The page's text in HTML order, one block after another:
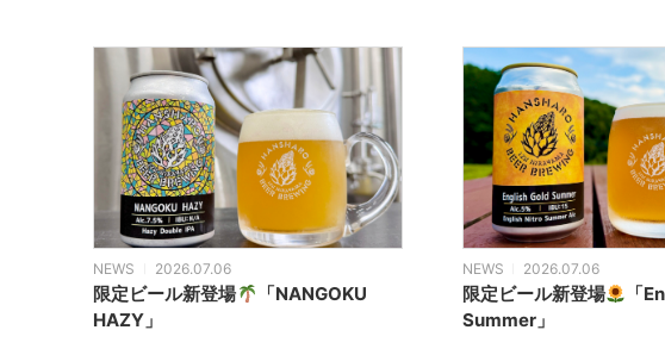
NEWS 2026.07.06
限定ビール新登場
「NANGOKU
HAZY」
NEWS 2026.07.06
限定ビール新登場
「
Summer」